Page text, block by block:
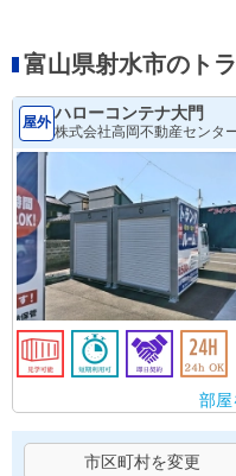
富山県射水市のト
屋外 ハローコンテナ大門
株式会社高岡不動産センタ
部屋
市区町村を変更